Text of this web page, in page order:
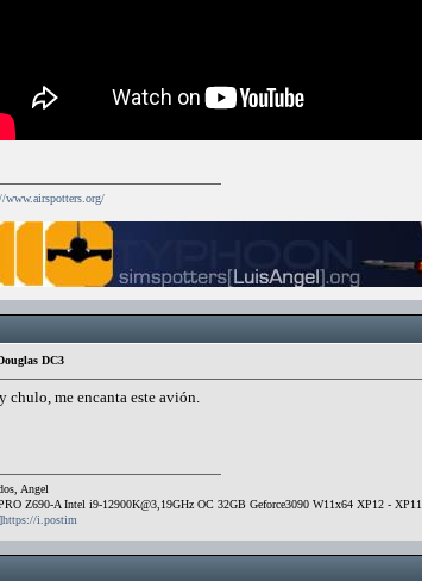
www.airspotters.org/
DC3
chulo, me encanta este avión.
Angel
Z690-A Intel i9-12900K@3,19GHz OC 32GB Geforce3090 W11x64 XP12 -
i.postim